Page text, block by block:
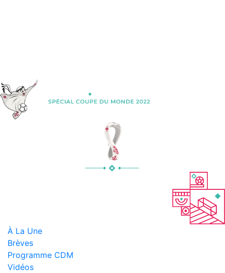
À La Une
Brèves
Programme CDM
Vidéos